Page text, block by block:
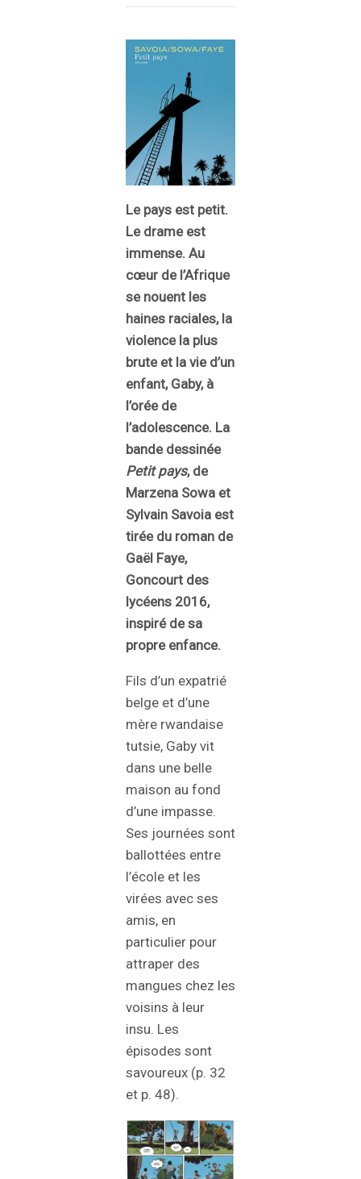
Le pays est petit.
Le drame est
immense. Au
cœur de l’Afrique
se nouent les
haines raciales, la
violence la plus
brute et la vie d’un
enfant, Gaby, à
l’orée de
l’adolescence. La
bande dessinée
Petit pays, de
Marzena Sowa et
Sylvain Savoia est
tirée du roman de
Gaël Faye,
Goncourt des
lycéens 2016,
inspiré de sa
propre enfance.
Fils d’un expatrié
belge et d’une
mère rwandaise
tutsie, Gaby vit
dans une belle
maison au fond
d’une impasse.
Ses journées sont
ballottées entre
l’école et les
virées avec ses
amis, en
particulier pour
attraper des
mangues chez les
voisins à leur
insu. Les
épisodes sont
savoureux (p. 32
et p. 48).